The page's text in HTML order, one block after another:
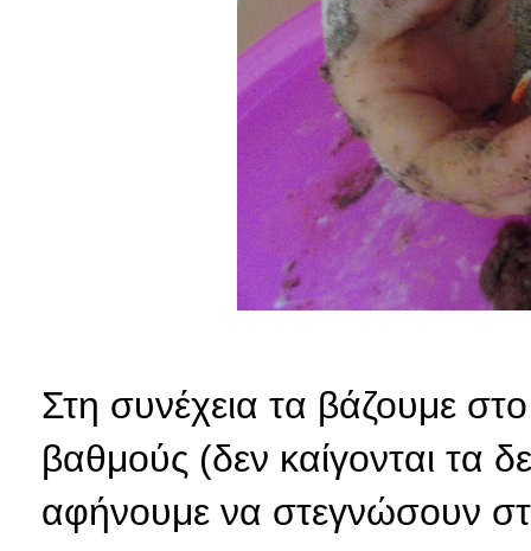
Στη συνέχεια τα βάζουμε
βαθμούς (δεν καίγονται τα
αφήνουμε να στεγνώσουν